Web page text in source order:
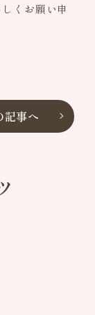
くお願い申
記事へ